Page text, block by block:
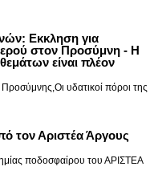
Εκκληση για
στον Προσύμνη - Η
είναι πλέον
υδατικοί πόροι της
τον Αριστέα Άργους
ποδοσφαίρου του ΑΡΙΣΤΕΑ